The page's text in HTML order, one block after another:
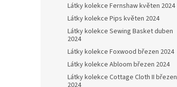
Látky kolekce Fernshaw květen 2024
Látky kolekce Pips květen 2024
Látky kolekce Sewing Basket duben
2024
Látky kolekce Foxwood březen 2024
Látky kolekce Abloom březen 2024
Látky kolekce Cottage Cloth II březen
2024